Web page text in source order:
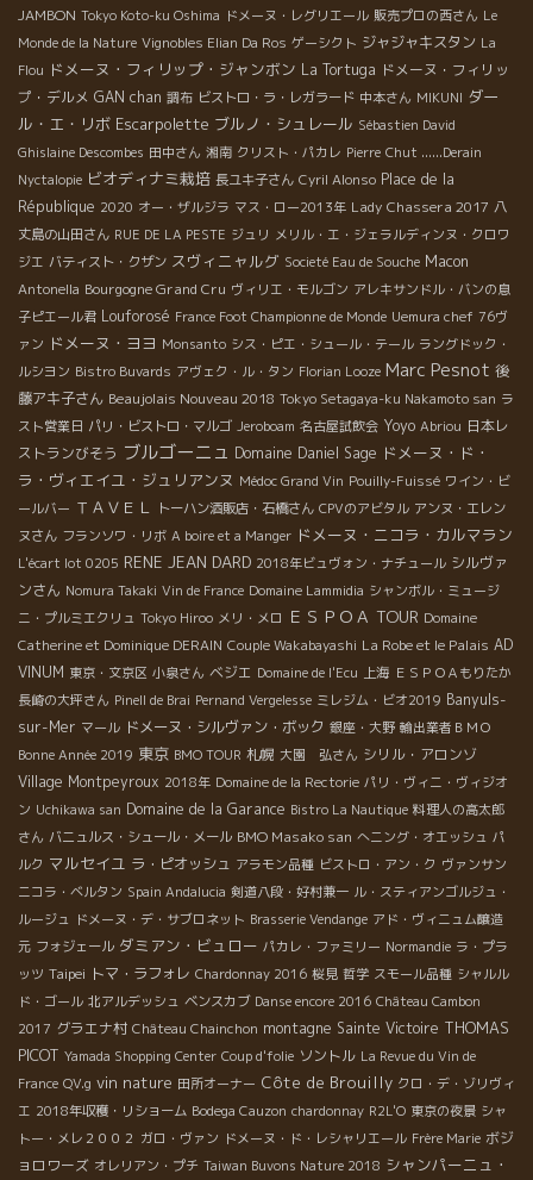
JAMBON Tokyo Koto-ku Oshima ドメーヌ・レグリエール 販売プロの西さん Le
Monde de la Nature Vignobles Elian Da Ros ゲーシクト ジャジャキスタン La
Flou ドメーヌ・フィリップ・ジャンボン La Tortuga ドメーヌ・フィリッ
プ・デルメ GAN chan 調布 ビストロ・ラ・レガラード 中本さん MIKUNI ダー
ル・エ・リボ Escarpolette ブルノ・シュレール Sébastien David
Ghislaine Descombes 田中さん 湘南 クリスト・パカレ Pierre Chut ......Derain
Nyctalopie ビオディナミ栽培 長ユキ子さん Cyril Alonso Place de la
République 2020 オー・ザルジラ マス・ロー2013年 Lady Chassera 2017 八
丈島の山田さん RUE DE LA PESTE ジュリ メリル・エ・ジェラルディンヌ・クロワ
ジエ バティスト・クザン スヴィニャルグ Societé Eau de Souche Macon
Antonella Bourgogne Grand Cru ヴィリエ・モルゴン アレキサンドル・バンの息
子ピエール君 Louforosé France Foot Championne de Monde Uemura chef 76ヴ
ァン ドメーヌ・ヨヨ Monsanto シス・ピエ・シュール・テール ラングドック・
ルシヨン Bistro Buvards アヴェク・ル・タン Florian Looze Marc Pesnot 後
藤アキ子さん Beaujolais Nouveau 2018 Tokyo Setagaya-ku Nakamoto san ラ
スト営業日 パリ・ビストロ・マルゴ Jeroboam 名古屋試飲会 Yoyo Abriou 日本レ
ストランびそう ブルゴーニュ Domaine Daniel Sage ドメーヌ・ド・
ラ・ヴィエイユ・ジュリアンヌ Médoc Grand Vin Pouilly-Fuissé ワイン・ビ
ールバー ＴＡＶＥＬ トーハン酒販店・石橋さん CPVのアビタル アンヌ・エレン
ヌさん フランソワ・リボ A boire et a Manger ドメーヌ・ニコラ・カルマラン
L'écart lot 0205 RENE JEAN DARD 2018年ビュヴォン・ナチュール シルヴァ
ンさん Nomura Takaki Vin de France Domaine Lammidia シャンボル・ミュージ
ニ・プルミエクリュ Tokyo Hiroo メリ・メロ ＥＳＰＯＡ TOUR Domaine
Catherine et Dominique DERAIN Couple Wakabayashi La Robe et le Palais AD
VINUM 東京・文京区 小泉さん ベジエ Domaine de l'Ecu 上海 ＥＳＰＯＡもりたか
長崎の大坪さん Pinell de Brai Pernand Vergelesse ミレジム・ビオ2019 Banyuls-
sur-Mer マール ドメーヌ・シルヴァン・ボック 銀座・大野 輸出業者ＢＭＯ
Bonne Année 2019 東京 BMO TOUR 札幌 大園 弘さん シリル・アロンゾ
Village Montpeyroux 2018年 Domaine de la Rectorie パリ・ヴィニ・ヴィジオ
ン Uchikawa san Domaine de la Garance Bistro La Nautique 料理人の高太郎
さん バニュルス・シュール・メール BMO Masako san へニング・オエッシュ パ
ルク マルセイユ ラ・ピオッシュ アラモン品種 ビストロ・アン・ク ヴァンサン
ニコラ・ベルタン Spain Andalucia 剣道八段・好村兼一 ル・スティアンゴルジュ・
ルージュ ドメーヌ・デ・サブロネット Brasserie Vendange アド・ヴィニュム醸造
元 フォジェール ダミアン・ビュロー パカレ・ファミリー Normandie ラ・プラ
ッツ Taipei トマ・ラフォレ Chardonnay 2016 桜見 哲学 スモール品種 シャルル
ド・ゴール 北アルデッシュ ベンスカブ Danse encore 2016 Château Cambon
2017 グラエナ村 Château Chainchon montagne Sainte Victoire THOMAS
PICOT Yamada Shopping Center Coup d'folie ソントル La Revue du Vin de
France QV.g vin nature 田所オーナー Côte de Brouilly クロ・デ・ゾリヴィ
エ 2018年収穫・リショーム Bodega Cauzon chardonnay R2L'O 東京の夜景 シャ
トー・メレ２００２ ガロ・ヴァン ドメーヌ・ド・レシャリエール Frère Marie ボジ
ョロワーズ オレリアン・プチ Taiwan Buvons Nature 2018 シャンパーニュ・